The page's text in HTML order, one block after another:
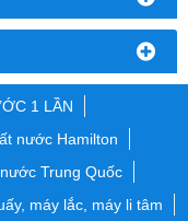
1 LẦN
nước Hamilton
Trung Quốc
máy lắc, máy li tâm